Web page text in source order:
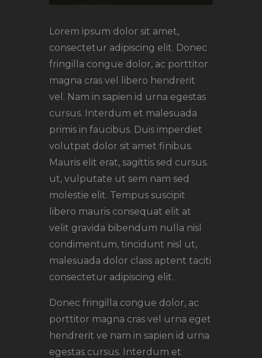
Lorem ipsum dolor sit amet,
consectetur adipiscing elit. Donec
fringilla congue dolor, ac porttitor
magna cras vel libero hendrerit
vel. Nam in sapien id urna egestas
cursus. Interdum et malesuada
primis in faucibus. Duis imperdiet
volutpat dolor sit amet finibus.
Mauris elit erat, sagittis sed cursus.
ut, vulputate ut sem nam sed
molestie elit. Tempus suscipit
libero mauris consequat elit at
velit gravida bibendum nulla nisl
condimentum, tincidunt nisl ut,
malesuada dolor class aptent taciti
consectetur adipiscing elit.
Donec fringilla congue dolor, ac
porttitor magna cras vel urna eget
hendrerit ve nam in sapien id urna
egestas cursus. Interdum et